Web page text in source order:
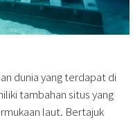
dunia yang terdapat di
tambahan situs yang
laut. Bertajuk